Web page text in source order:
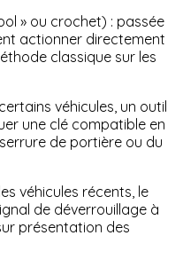
» ou crochet) : passée
actionner directement
classique sur les
véhicules, un outil
une clé compatible en
de portière ou du
véhicules récents, le
de déverrouillage à
présentation des